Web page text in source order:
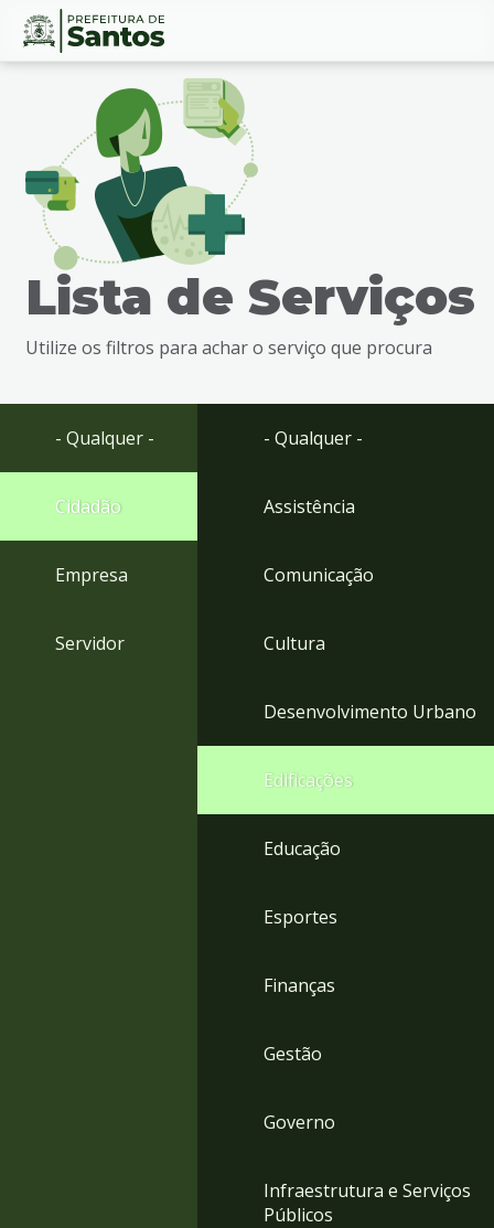
Ir
busca
Ir
rodapé
Conteúdo
Lista de Serviços
Utilize os filtros para achar o serviço que procura
- Qualquer -
Cidadão
Empresa
Servidor
- Qualquer -
Assistência
Comunicação
Cultura
Desenvolvimento Urbano
Edificações
Educação
Esportes
Finanças
Gestão
Governo
Infraestrutura e Serviços
Públicos